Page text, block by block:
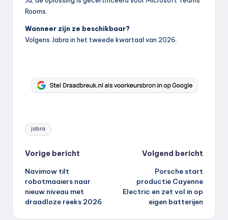
Rooms.
Wanneer zijn ze beschikbaar?
Volgens Jabra in het tweede kwartaal van 2026.
Tags:
jabra
Bericht
navigatie
Vorige bericht
Navimow tilt
robotmaaiers naar
nieuw niveau met
draadloze reeks 2026
Volgend bericht
Porsche start
productie Cayenne
Electric en zet vol in op
eigen batterijen